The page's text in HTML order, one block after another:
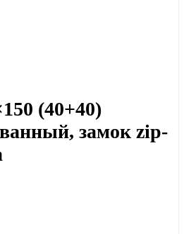
(40+40)
замок zip-